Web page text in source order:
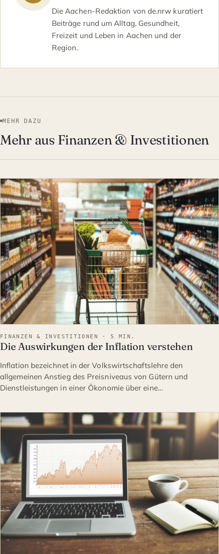
Die Aachen-Redaktion von de.nrw kuratiert
Beiträge rund um Alltag, Gesundheit,
Freizeit und Leben in Aachen und der
Region.
MEHR DAZU
Mehr aus Finanzen & Investitionen
FINANZEN & INVESTITION
FINANZEN & INVESTITIONEN · 5 MIN.
Die Auswirkungen der Inflation verstehen
Inflation bezeichnet in der Volkswirtschaftslehre den
allgemeinen Anstieg des Preisniveaus von Gütern und
Dienstleistungen in einer Ökonomie über eine…
FINANZEN & INVESTITION